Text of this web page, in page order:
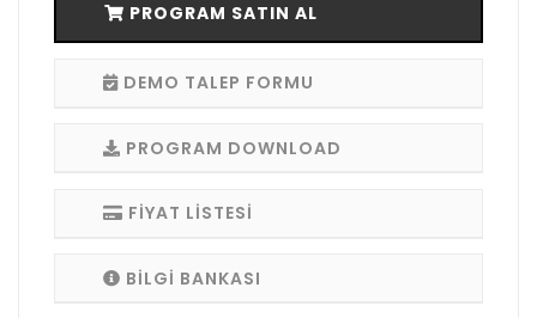
PROGRAM SATIN AL
DEMO TALEP FORMU
PROGRAM DOWNLOAD
FİYAT LİSTESİ
BİLGİ BANKASI